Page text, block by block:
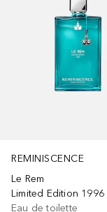
REMINISCENCE
Le Rem
Limited Edition 1996
Eau de toilette